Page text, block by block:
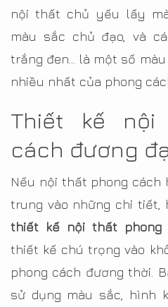
nội thất chủ yếu lấy
màu sắc chủ đạo, và
trắng đen… là một số
nhiều nhất của phong
Thiết kế nội
cách đương
Nếu nội thất phong cách
trung vào những chi tiết,
thiết kế nội thất phong
thiết kế chú trọng vào
phong cách đương thời.
sử dụng màu sắc, hình